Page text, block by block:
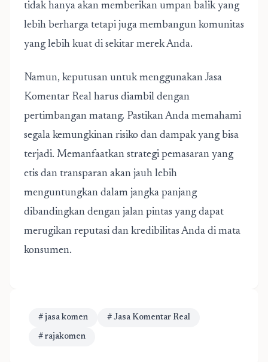
tidak hanya akan memberikan umpan balik yang
lebih berharga tetapi juga membangun komunitas
yang lebih kuat di sekitar merek Anda.
Namun, keputusan untuk menggunakan Jasa
Komentar Real harus diambil dengan
pertimbangan matang. Pastikan Anda memahami
segala kemungkinan risiko dan dampak yang bisa
terjadi. Memanfaatkan strategi pemasaran yang
etis dan transparan akan jauh lebih
menguntungkan dalam jangka panjang
dibandingkan dengan jalan pintas yang dapat
merugikan reputasi dan kredibilitas Anda di mata
konsumen.
# jasa komen # Jasa Komentar Real
# rajakomen